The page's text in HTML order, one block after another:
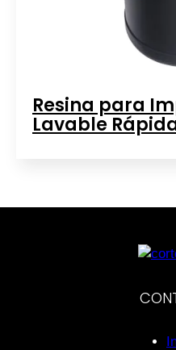
Resina para
Lavable